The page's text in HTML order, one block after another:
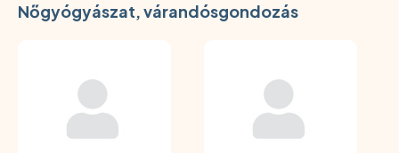
Nőgyógyászat, várandósgondozás